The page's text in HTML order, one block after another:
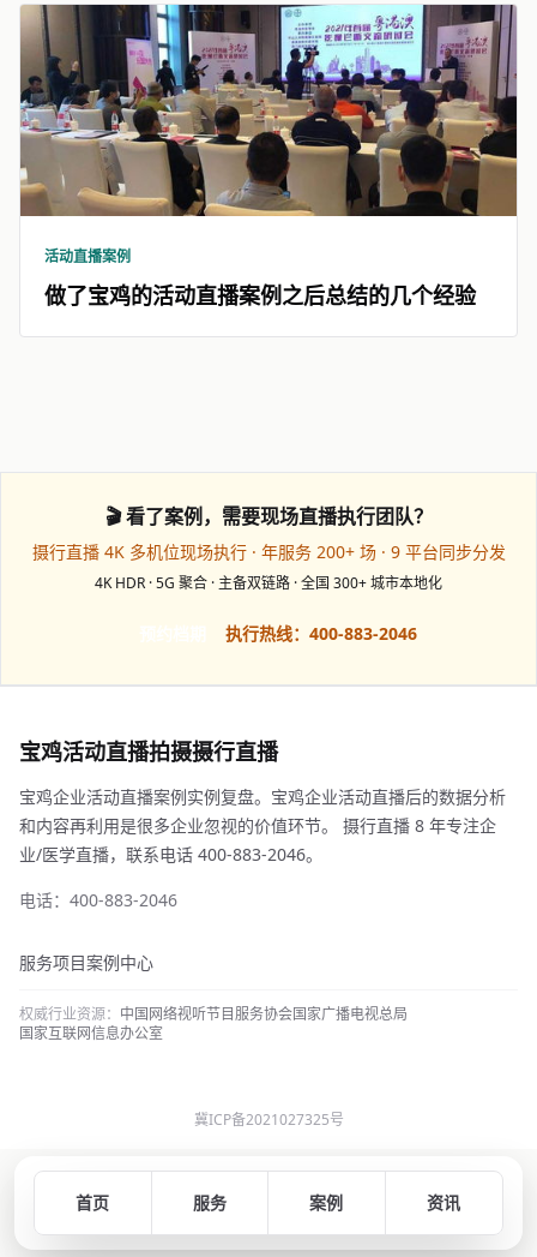
活动直播案例
做了宝鸡的活动直播案例之后总结的几个经验
🎬 看了案例，需要现场直播执行团队？
摄行直播 4K 多机位现场执行 · 年服务 200+ 场 · 9 平台同步分发
4K HDR · 5G 聚合 · 主备双链路 · 全国 300+ 城市本地化
执行热线：400-883-2046
宝鸡活动直播拍摄摄行直播
宝鸡企业活动直播案例实例复盘。宝鸡企业活动直播后的数据分析
和内容再利用是很多企业忽视的价值环节。 摄行直播 8 年专注企
业/医学直播，联系电话 400-883-2046。
电话：400-883-2046
服务项目案例中心
权威行业资源： 中国网络视听节目服务协会国家广播电视总局
国家互联网信息办公室
冀ICP备2021027325号
首页 服务 案例 资讯